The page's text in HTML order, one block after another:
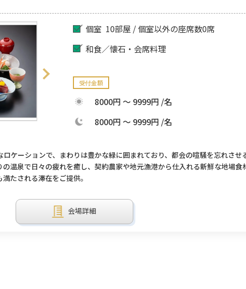
個室 10部屋 / 個室以外の座席数0席
和食／懐石・会席料理
受付金額
8000円 ～ 9999円 /名
8000円 ～ 9999円 /名
ケーションで、まわりは豊かな緑に囲まれており、都会の喧騒を忘れさせ
温泉で日々の疲れを癒し、契約農家や地元漁港から仕入れる新鮮な地場食
たされる滞在をご提供。
会場詳細